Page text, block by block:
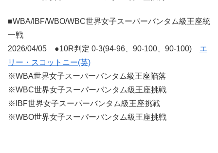
■WBA/IBF/WBO/WBC世界女子スーパーバンタム級王座統
一戦
2026/04/05 ●10R判定 0-3(94-96、90-100、90-100) エ
リー・スコットニー(英)
※WBA世界女子スーパーバンタム級王座陥落
※WBC世界女子スーパーバンタム級王座挑戦
※IBF世界女子スーパーバンタム級王座挑戦
※WBO世界女子スーパーバンタム級王座挑戦